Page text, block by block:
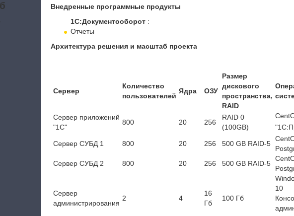
Внедренные программные продукты
1С:Документооборот:
Отчеты
Архитектура решения и масштаб проекта
Сервер
Количество
пользователей
Ядра ОЗУ
Размер
дискового
пространства,
RAID
Сервер приложений
"1С"
800 20 256
RAID 0
(100GB)
Сервер СУБД 1 800 20 256 500 GB RAID-5
Сервер СУБД 2
800 20 256 500 GB RAID-5
Сервер
администрирования
2 4
16
Гб
100 Гб
10